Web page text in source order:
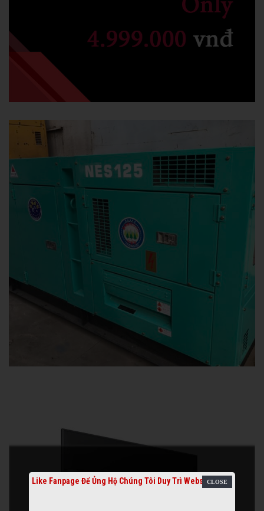
Like Fanpage Để Ủng Hộ Chúng Tôi Duy Trì Website